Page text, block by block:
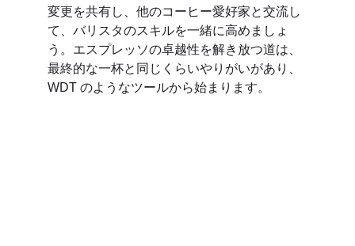
変更を共有し、他のコーヒー愛好家と交流し
て、バリスタのスキルを一緒に高めましょ
う。エスプレッソの卓越性を解き放つ道は、
最終的な一杯と同じくらいやりがいがあり、
WDT のようなツールから始まります。